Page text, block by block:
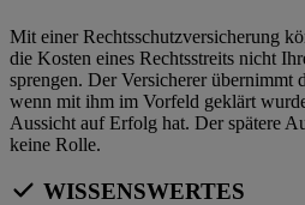
Mit einer Rechtsschutzversicherung
die Kosten eines Rechtsstreits nicht
sprengen. Der Versicherer übernimmt
wenn mit ihm im Vorfeld geklärt
Aussicht auf Erfolg hat. Der spätere
keine Rolle.
WISSENSWERTES